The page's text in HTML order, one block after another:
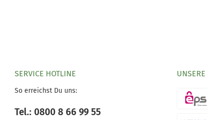
SERVICE HOTLINE
So erreichst Du uns:
Tel.: 0800 8 66 99 55